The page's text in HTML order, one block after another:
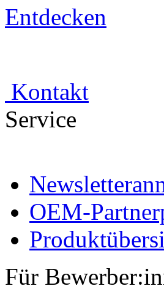
Entdecken
Kontakt
Service
OEM-
Für